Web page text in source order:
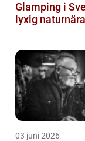
Glamping i
lyxig
03 juni 2026